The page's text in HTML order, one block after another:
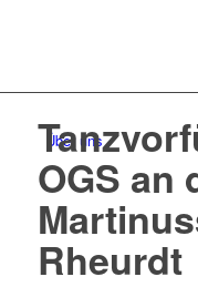
Über uns
OGS an
Rheurdt